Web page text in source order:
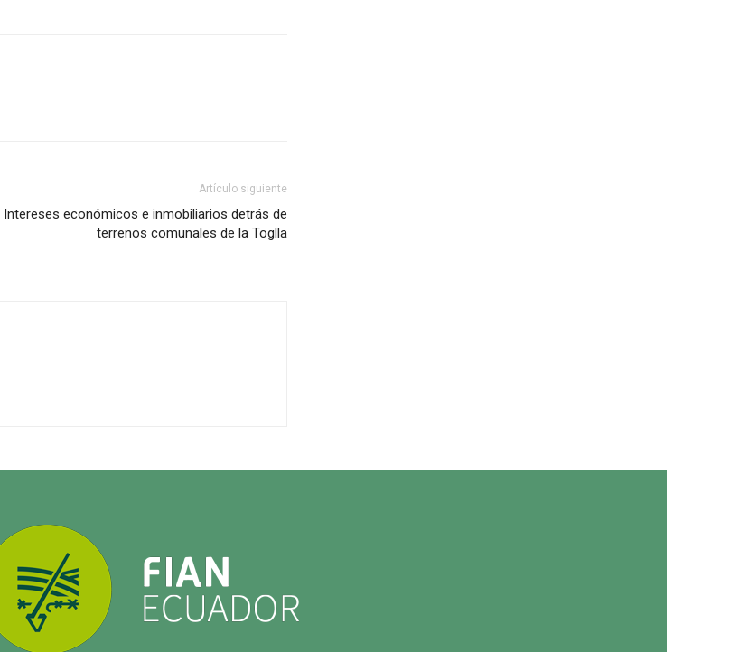
Artículo siguiente
Intereses económicos e inmobiliarios detrás de
terrenos comunales de la Toglla